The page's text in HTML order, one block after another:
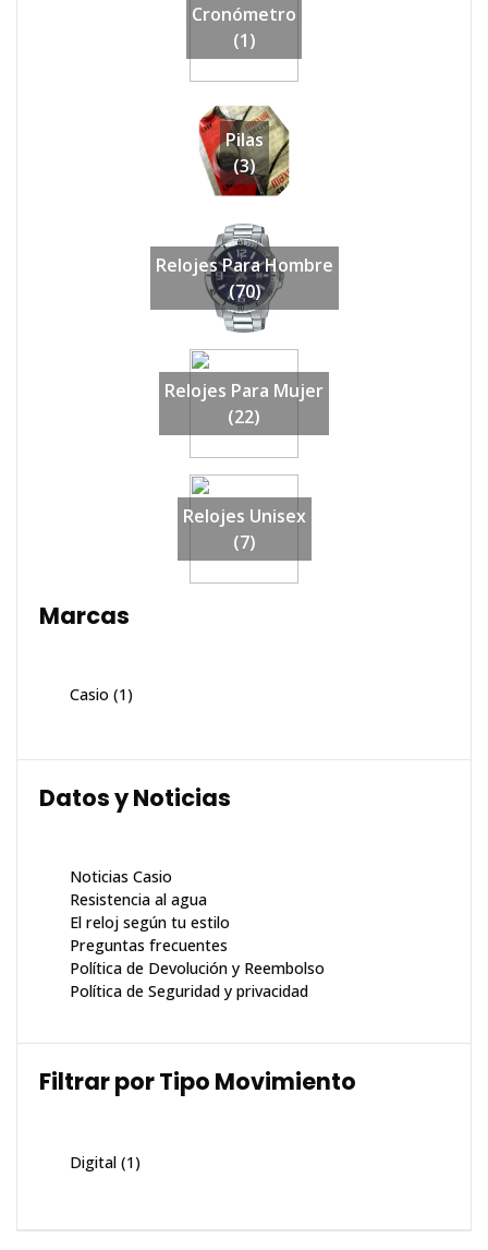
Cronómetro
(1)
Pilas
(3)
Relojes Para Hombre
(70)
Relojes Para Mujer
(22)
Relojes Unisex
(7)
Marcas
Casio (1)
Datos y Noticias
Noticias Casio
Resistencia al agua
El reloj según tu estilo
Preguntas frecuentes
Política de Devolución y Reembolso
Política de Seguridad y privacidad
Filtrar por Tipo Movimiento
Digital (1)